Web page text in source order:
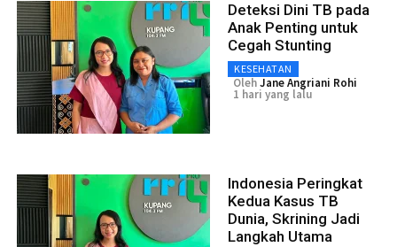
Deteksi Dini TB pada
Anak Penting untuk
Cegah Stunting
KESEHATAN
OlehJane Angriani Rohi
1 hari yang lalu
Indonesia Peringkat
Kedua Kasus TB
Dunia, Skrining Jadi
Langkah Utama